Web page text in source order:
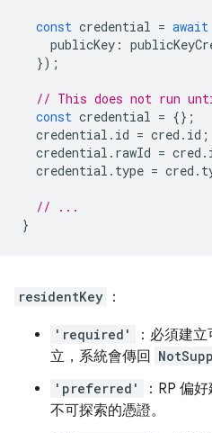
const credential = await
publicKey :
});
// This does not run
const credential = {};
credential . id = cred . id ;
credential . rawId = cred .
credential . type = cred .
// ...
}
residentKey ：
'required'
：必須建
立，系統會傳回
'preferred'
：RP 偏
不可探索的憑證。